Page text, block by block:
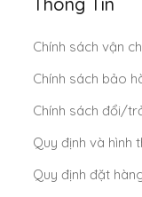
Chính sách vận
Chính sách bảo
Chính sách đổi/
Quy định và hình
Quy định đặt